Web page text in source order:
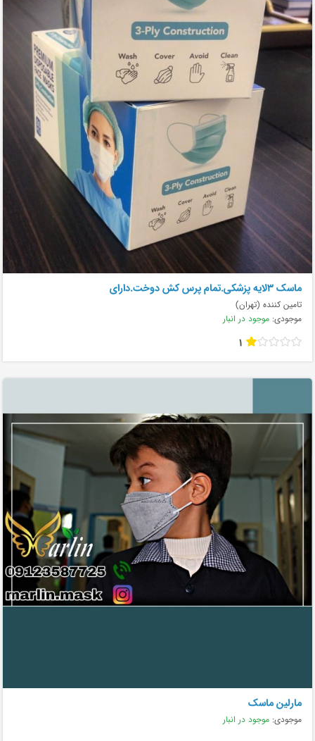
ماسک ۳لایه پزشکی.تمام پرس کش دوخت.دارای
تامین کننده (تهران)
موجودی: موجود در انبار
1
مارلین ماسک
موجودی: موجود در انبار